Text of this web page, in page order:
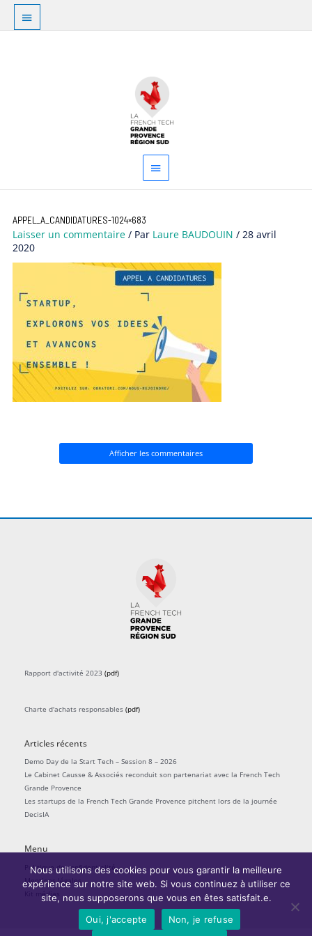
Aller
contenu
Au
dessus
principal
APPEL_A_CANDIDATURES-1024×683
Laisser un commentaire / Par Laure BAUDOUIN/28 avril
2020
Afficher les commentaires
Rapport d'activité 2023 (pdf)
Charte d'achats responsables (pdf)
Articles récents
Demo Day de la Start Tech – Session 8 – 2026
Le Cabinet Causse & Associés reconduit son partenariat avec la French Tech
Grande Provence
Les startups de la French Tech Grande Provence pitchent lors de la journée
DecisIA
Menu
Politique de confidentialité
Mentions légales
Kit médias
Nous utilisons des cookies pour vous garantir la meilleure
expérience sur notre site web. Si vous continuez à utiliser ce
site, nous supposerons que vous en êtes satisfait.e.
Oui, j'accepte
Non, je refuse